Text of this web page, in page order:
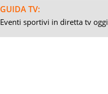
GUIDA TV:
Eventi sportivi in diretta tv oggi